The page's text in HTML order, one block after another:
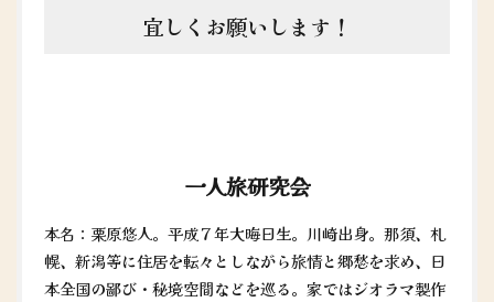
宜しくお願いします！
一人旅研究会
本名：栗原悠人。平成７年大晦日生。川崎出身。那須、札
幌、新潟等に住居を転々としながら旅情と郷愁を求め、日
本全国の鄙び・秘境空間などを巡る。家ではジオラマ製作